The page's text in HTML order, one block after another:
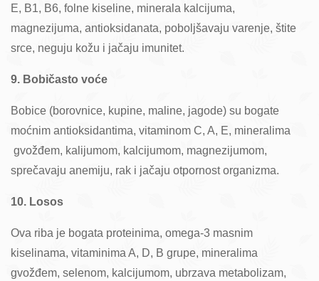
E, B1, B6, folne kiseline, minerala kalcijuma,
magnezijuma, antioksidanata, poboljšavaju varenje, štite
srce, neguju kožu i jačaju imunitet.
9. Bobičasto voće
Bobice (borovnice, kupine, maline, jagode) su bogate
moćnim antioksidantima, vitaminom C, A, E, mineralima
gvožđem, kalijumom, kalcijumom, magnezijumom,
sprečavaju anemiju, rak i jačaju otpornost organizma.
10. Losos
Ova riba je bogata proteinima, omega-3 masnim
kiselinama, vitaminima A, D, B grupe, mineralima
gvožđem, selenom, kalcijumom, ubrzava metabolizam,